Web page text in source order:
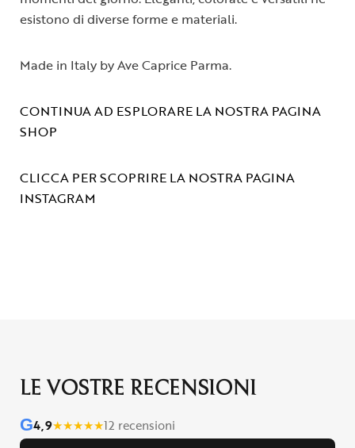
esistono di diverse forme e materiali.
Made in Italy by Ave Caprice Parma.
CONTINUA AD ESPLORARE LA NOSTRA PAGINA
SHOP
CLICCA PER SCOPRIRE LA NOSTRA PAGINA
INSTAGRAM
LE VOSTRE RECENSIONI
G4,9★★★★★12 recensioni